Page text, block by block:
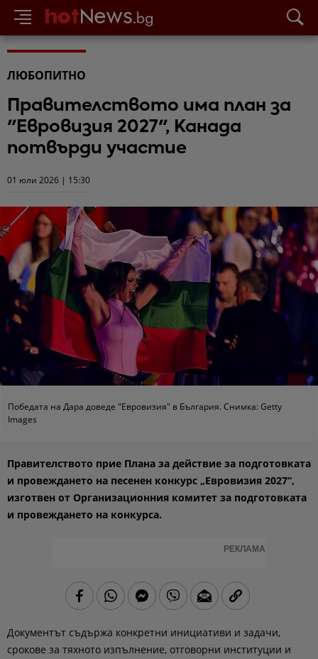
ЛЮБОПИТНО
Правителството има план за
"Евровизия 2027", Канада
потвърди участие
01 юли 2026 | 15:30
Победата на Дара доведе "Евровизия" в България. Снимка: Getty
Images
Правителството прие Плана за действие за подготовката
и провеждането на песенен конкурс „Евровизия 2027“,
изготвен от Организационния комитет за подготовката
и провеждането на конкурса.
РЕКЛАМА
Документът съдържа конкретни инициативи и задачи,
срокове за тяхното изпълнение, отговорни институции и